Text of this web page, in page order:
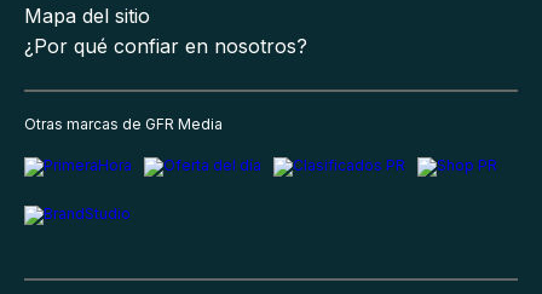
Mapa del sitio
¿Por qué confiar en nosotros?
Otras marcas de GFR Media